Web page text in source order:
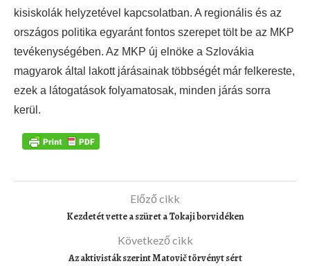
kisiskolák helyzetével kapcsolatban. A regionális és az
országos politika egyaránt fontos szerepet tölt be az MKP
tevékenységében. Az MKP új elnöke a Szlovákia
magyarok által lakott járásainak többségét már felkereste,
ezek a látogatások folyamatosak, minden járás sorra
kerül.
Előző cikk
Kezdetét vette a szüret a Tokaji borvidéken
Következő cikk
Az aktivisták szerint Matovič törvényt sért